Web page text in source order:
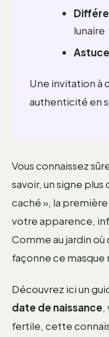
lunaire
Une invitation à
authenticité en
Vous connaissez
savoir, un signe
caché », la
votre apparence,
Comme au jardin
façonne ce
Découvrez ici un
date de naissance,
fertile, cette